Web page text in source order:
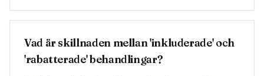
Vad är skillnaden mellan 'inkluderade' och
'rabatterade' behandlingar?